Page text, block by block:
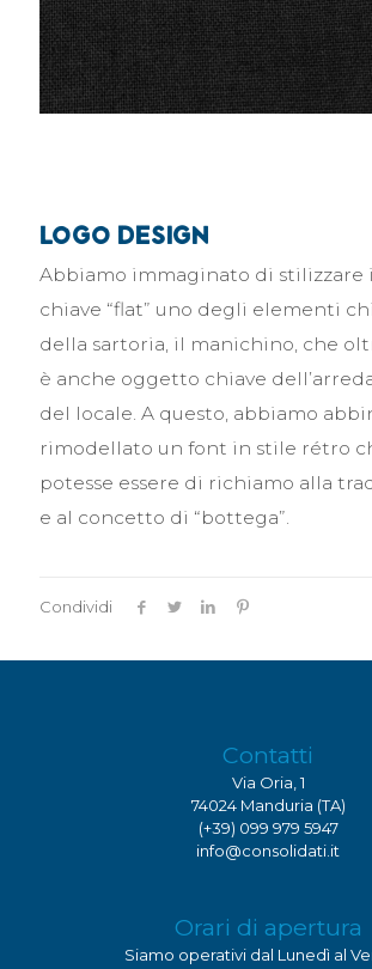
logo design
Abbiamo immaginato di stilizzare
chiave “flat” uno degli elementi
della sartoria, il manichino, che
è anche oggetto chiave
del locale. A questo, abbiamo
rimodellato un font in stile rétro
potesse essere di richiamo alla
e al concetto di “bottega”.
Condividi
Contatti
Via Oria, 1
74024 Manduria (TA)
(+39) 099 979 5947
info@consolidati.it
Orari di apertura
Siamo operativi dal Lunedì al